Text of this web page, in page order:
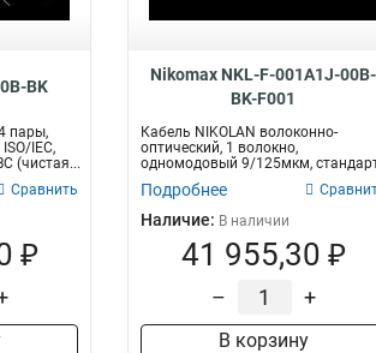
BK
пары,
IEC,
(чистая...
Сравнить
₽
Nikomax NKL-F-001A1J-00B-
BK-F001
Кабель NIKOLAN волоконно-
оптический, 1 волокно,
одномодовый 9/125мкм,
G.652.D & G...
Подробнее
Наличие: В наличии
41 955,30 ₽
– +
В корзину